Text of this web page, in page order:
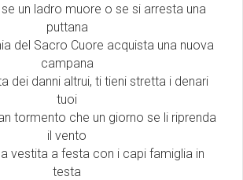
un ladro muore o se si arresta una
puttana
del Sacro Cuore acquista una nuova
campana
dei danni altrui, ti tieni stretta i denari
tuoi
tormento che un giorno se li riprenda
il vento
vestita a festa con i capi famiglia in
testa